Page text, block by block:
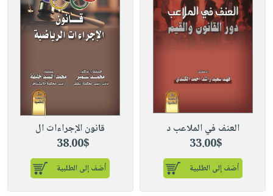
العنف في الملاعب د
33.00$
أضف إلى الطلبية
قانون الإجراءات ال
38.00$
أضف إلى الطلبية